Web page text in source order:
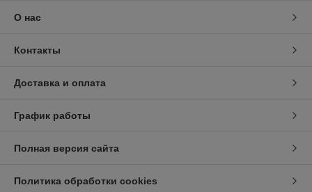
О нас
Контакты
Доставка и оплата
График работы
Полная версия сайта
Политика обработки cookies